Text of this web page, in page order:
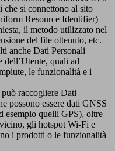
si connettono al sito
Resource Identifier)
il metodo utilizzato nel
del file ottenuto, etc.
anche Dati Personali
dell’Utente, quali ad
le funzionalità e i
raccogliere Dati
possono essere dati GNSS
esempio quelli GPS), oltre
gli hotspot Wi-Fi e
i prodotti o le funzionalità